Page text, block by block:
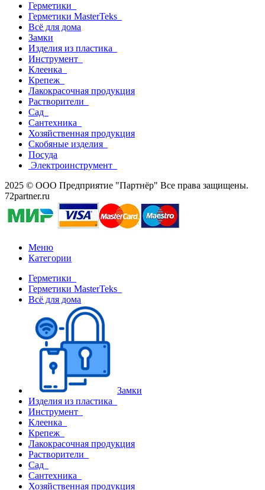
Герметики
Герметики MasterTeks
Всё для дома
Замки
Изделия из пластика
Инструмент
Клеенка
Крепеж
Лакокрасочная продукция
Растворители
Сад
Сантехника
Хозяйственная продукция
Скобяные изделия
Посуда
Электроинструмент
2025 © ООО Предприятие "Партнёр" Все права защищены.
72partner.ru
Меню
Категории
Герметики
Герметики MasterTeks
Всё для дома
Замки
Изделия из пластика
Инструмент
Клеенка
Крепеж
Лакокрасочная продукция
Растворители
Сад
Сантехника
Хозяйственная продукция